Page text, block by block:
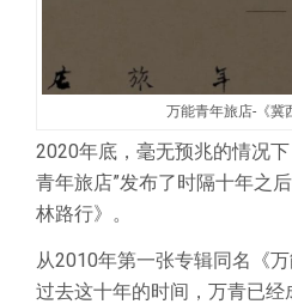
万能青年旅店-《冀
2020年底，毫无预兆的情况
青年旅店”发布了时隔十年之
林路行》。
从2010年第一张专辑同名《
过去这十年的时间，万青已